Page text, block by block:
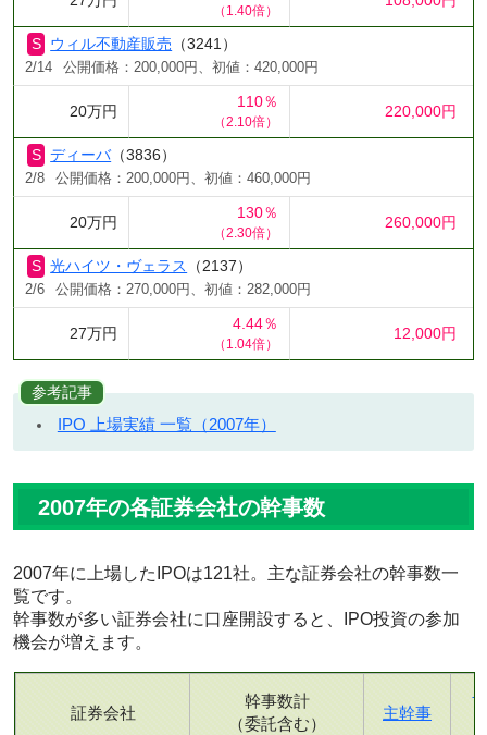
（1.40倍）
ウィル不動産販売 （3241）
2/14 公開価格：200,000円、初値：420,000円
20万円
110％
（2.10倍）
220,000円
ディーバ（3836）
2/8 公開価格：200,000円、初値：460,000円
20万円
130％
（2.30倍）
260,000円
光ハイツ・ヴェラス （2137）
2/6 公開価格：270,000円、初値：282,000円
27万円
4.44％
（1.04倍）
12,000円
参考記事
IPO 上場実績 一覧（2007年）
2007年の各証券会社の幹事数
2007年に上場したIPOは121社。主な証券会社の幹事数一
覧です。
幹事数が多い証券会社に口座開設すると、IPO投資の参加
機会が増えます。
証券会社
幹事数計
（委託含む）
主幹事